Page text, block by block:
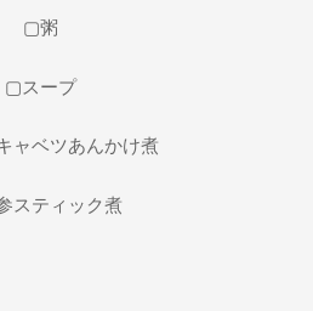
▢粥
▢スープ
ャベツあんかけ煮
スティック煮